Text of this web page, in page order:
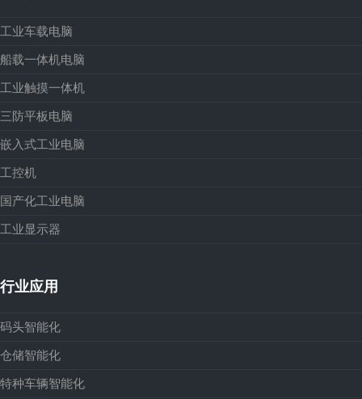
工业车载电脑
船载一体机电脑
工业触摸一体机
三防平板电脑
嵌入式工业电脑
工控机
国产化工业电脑
工业显示器
行业应用
码头智能化
仓储智能化
特种车辆智能化